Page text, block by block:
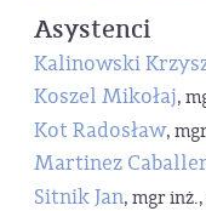
Asystenci
Kalinowski
Koszel Mikołaj,
Kot Radosław,
Martinez
Sitnik Jan, mgr